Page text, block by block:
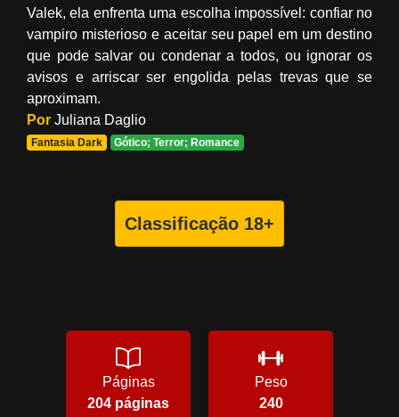
Valek, ela enfrenta uma escolha impossível: confiar no
vampiro misterioso e aceitar seu papel em um destino
que pode salvar ou condenar a todos, ou ignorar os
avisos e arriscar ser engolida pelas trevas que se
aproximam.
Por Juliana Daglio
Fantasia Dark Gótico; Terror; Romance
Classificação 18+
Páginas
204 páginas
Peso
240